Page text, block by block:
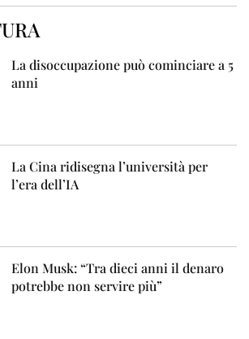
La disoccupazione può cominciare a 5
anni
La Cina ridisegna l’università per
l’era dell’IA
Elon Musk: “Tra dieci anni il denaro
potrebbe non servire più”